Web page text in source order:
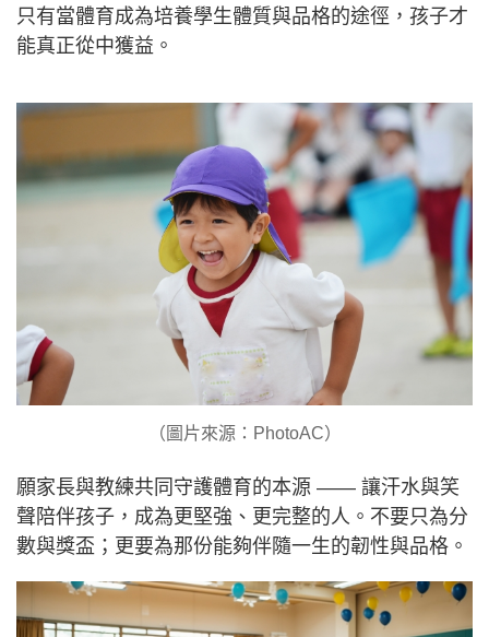
只有當體育成為培養學生體質與品格的途徑，孩子才
能真正從中獲益。
（圖片來源：PhotoAC）
願家長與教練共同守護體育的本源 —— 讓汗水與笑
聲陪伴孩子，成為更堅強、更完整的人。不要只為分
數與獎盃；更要為那份能夠伴隨一生的韌性與品格。